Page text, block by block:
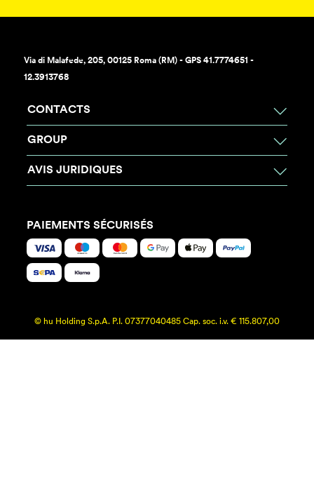
Via di Malafede, 205, 00125 Roma (RM) - GPS 41.7774651 -
12.3913768
CONTACTS
GROUP
AVIS JURIDIQUES
PAIEMENTS SÉCURISÉS
© hu Holding S.p.A. P.I. 07377040485 Cap. soc. i.v. € 115.807,00